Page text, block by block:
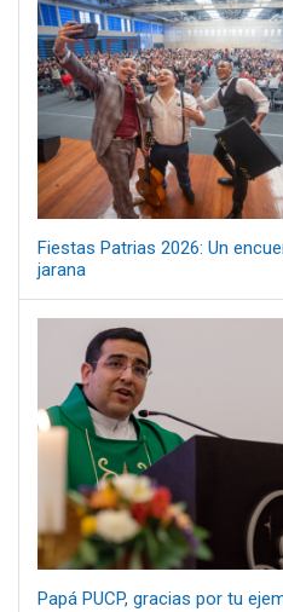
Fiestas Patrias 2026: Un
jarana
Papá PUCP, gracias por tu